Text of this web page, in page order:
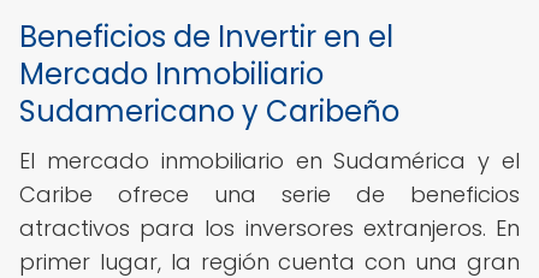
Beneficios de Invertir en el
Mercado Inmobiliario
Sudamericano y Caribeño
El mercado inmobiliario en Sudamérica y el
Caribe ofrece una serie de beneficios
atractivos para los inversores extranjeros. En
primer lugar, la región cuenta con una gran